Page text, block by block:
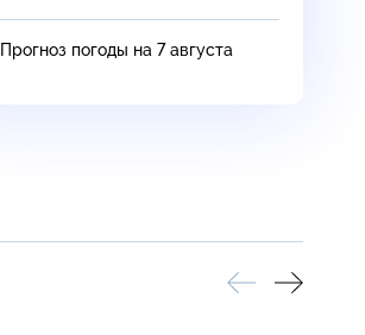
Прогноз погоды на 7 августа